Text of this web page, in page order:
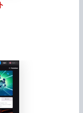
ティングサイト